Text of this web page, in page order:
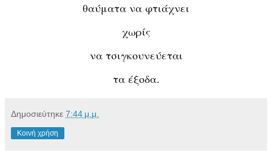
θαύματα να φτιάχνει
χωρίς
να τσιγκουνεύεται
τα έξοδα.
Δημοσιεύτηκε 7:44 μ.μ.
Κοινή χρήση